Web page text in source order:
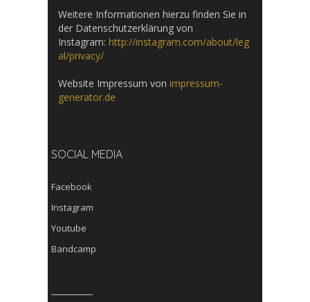
Weitere Informationen hierzu finden Sie in
der Datenschutzerklärung von
Instagram: http://instagram.com/about/leg
al/privacy/
Website Impressum von impressum-
generator.de
SOCIAL MEDIA
Facebook
Instagram
Youtube
Bandcamp